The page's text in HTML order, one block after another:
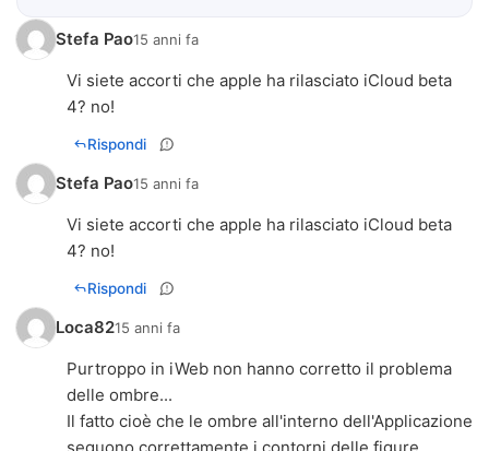
Stefa Pao15 anni fa
Vi siete accorti che apple ha rilasciato iCloud beta
4? no!
Rispondi
Stefa Pao15 anni fa
Vi siete accorti che apple ha rilasciato iCloud beta
4? no!
Rispondi
Loca8215 anni fa
Purtroppo in iWeb non hanno corretto il problema
delle ombre...
Il fatto cioè che le ombre all'interno dell'Applicazione
seguono correttamente i contorni delle figure